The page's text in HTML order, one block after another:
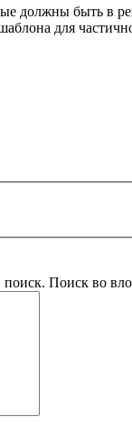
должны быть в
для
Поиск во